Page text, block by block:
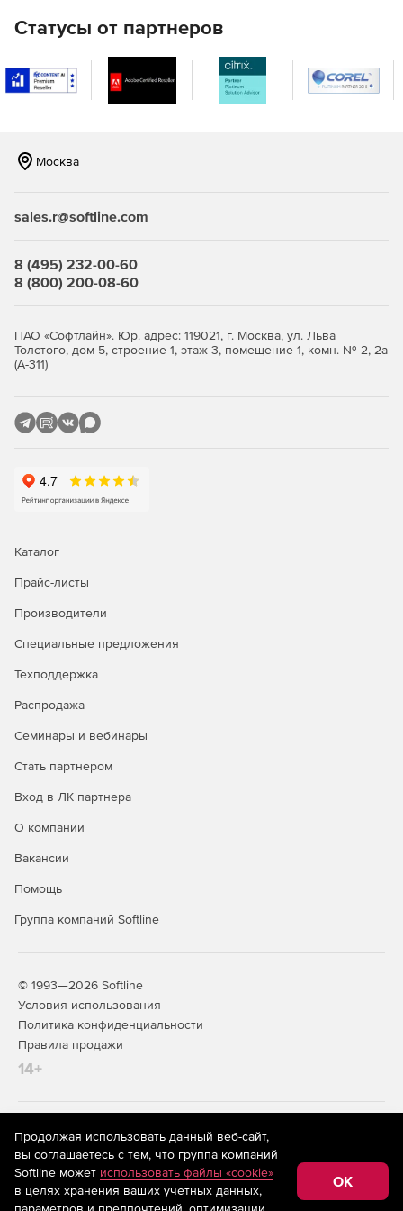
JaCarta WebPass предсталяет собой USB-токен с «OTP
на борту» для двухфакторной аутентификации
пользователей при доступе к защищенным
информационным ресурсам с использованием
JaCarta U2F – строгая двухфакторная аутентификация
Статусы от партнеров
Москва
sales.r@softline.com
8 (495) 232-00-60
8 (800) 200-08-60
ПАО «Софтлайн». Юр. адрес: 119021, г. Москва, ул. Льва
Толстого, дом 5, строение 1, этаж 3, помещение 1, комн. № 2, 2а
(А-311)
Каталог
Прайс-листы
Производители
Специальные предложения
Техподдержка
Распродажа
Семинары и вебинары
Стать партнером
Вход в ЛК партнера
О компании
Вакансии
Помощь
Группа компаний Softline
© 1993—2026 Softline
Условия использования
Политика конфиденциальности
Правила продажи
14+
На информационном ресурсе store.softline.ru применяются
рекомендательные технологии
(информационные технологии
предоставления информации на основе сбора,
систематизации и анализа сведений, относящихся к
предпочтениям пользователей сети «Интернет»,
находящихся на территории Российской Федерации)
Продолжая использовать данный веб-сайт,
вы соглашаетесь с тем, что группа компаний
Softline может использовать файлы «cookie»
в целях хранения ваших учетных данных,
OK